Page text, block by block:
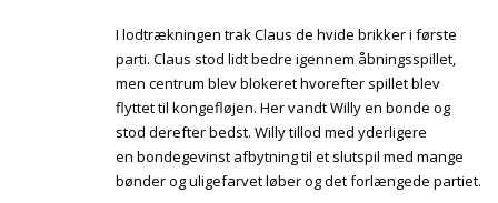
I lodtrækningen trak Claus de hvide brikker i første
parti. Claus stod lidt bedre igennem åbningsspillet,
men centrum blev blokeret hvorefter spillet blev
flyttet til kongefløjen. Her vandt Willy en bonde og
stod derefter bedst. Willy tillod med yderligere
en bondegevinst afbytning til et slutspil med mange
bønder og uligefarvet løber og det forlængede partiet.